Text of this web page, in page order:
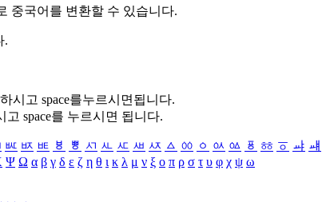
중국어를 변환할 수 있습니다.
.
시고 space를누르시면됩니다.
고 space를 누르시면 됩니다.
ㅵ ㅶ ㅷ ㅸ ㅹ ㅺ ㅻ ㅼ ㅽ ㅾ ㅿ ㆀ ㆁ ㆂ ㆃ ㆄ ㆅ ㆆ ㆇ ㆈ
Ψ Ω α β γ δ ε ζ η θ ι κ λ μ ν ξ ο π ρ σ τ υ φ χ ψ ω